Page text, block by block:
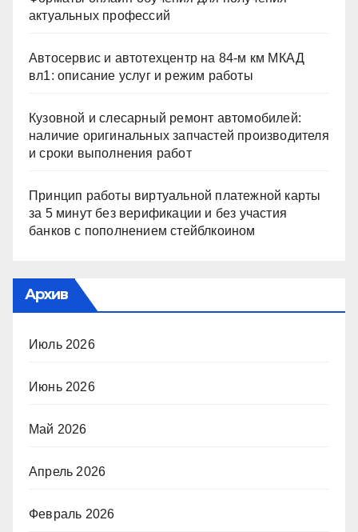
актуальных профессий
Автосервис и автотехцентр на 84-м км МКАД
вл1: описание услуг и режим работы
Кузовной и слесарный ремонт автомобилей:
наличие оригинальных запчастей производителя
и сроки выполнения работ
Принцип работы виртуальной платежной карты
за 5 минут без верификации и без участия
банков с пополнением стейблкоином
Архив
Июль 2026
Июнь 2026
Май 2026
Апрель 2026
Февраль 2026